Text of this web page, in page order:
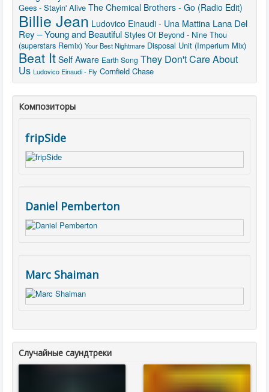
Gees - Stayin' Alive The Chemical Brothers - Go (Radio Edit)
Billie Jean Ludovico Einaudi - Una Mattina Lana Del
Rey – Young and Beautiful Styles Of Beyond - Nine Thou
(superstars Remix) Your Best Nightmare Disposal Unit (Imperium Mix)
Beat It Self Aware Earth Song They Don't Care About
Us Ludovico Einaudi - Fly Cornfield Chase
Композиторы
fripSide
Daniel Pemberton
Marc Shaiman
Случайные саундтреки